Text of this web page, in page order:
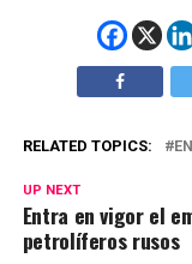
RELATED TOPICS:
UP NEXT
Entra en vigor el
petrolíferos rusos